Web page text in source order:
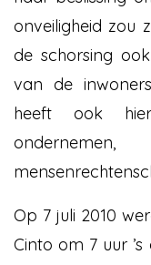
onveiligheid zou
de schorsing
van de
heeft ook
Op 7 juli 2010
Cinto om 7 uur